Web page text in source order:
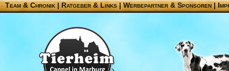
Team & Chronik |Ratgeber & Links|Werbepartner & Sponsoren|